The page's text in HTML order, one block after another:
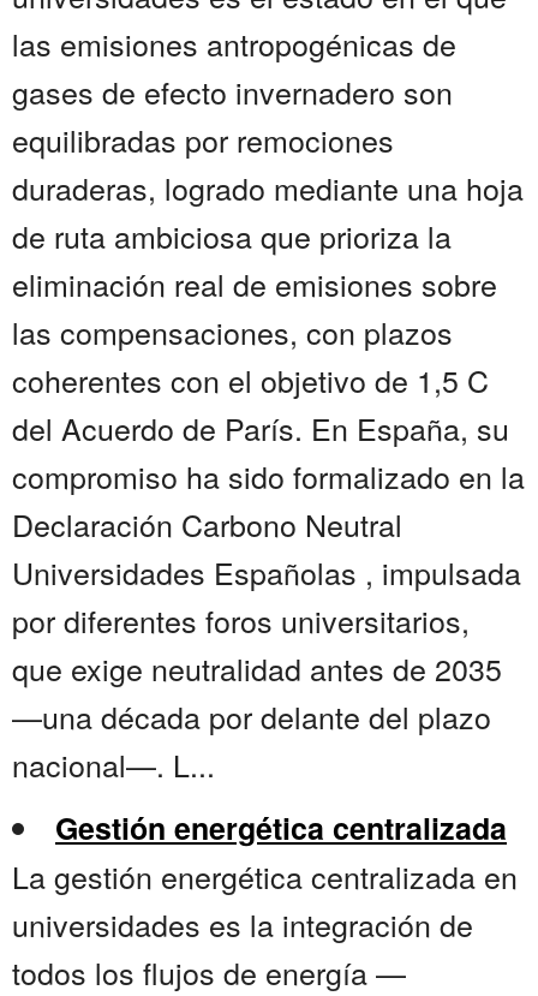
las emisiones antropogénicas de
gases de efecto invernadero son
equilibradas por remociones
duraderas, logrado mediante una hoja
de ruta ambiciosa que prioriza la
eliminación real de emisiones sobre
las compensaciones, con plazos
coherentes con el objetivo de 1,5 C
del Acuerdo de París. En España, su
compromiso ha sido formalizado en la
Declaración Carbono Neutral
Universidades Españolas , impulsada
por diferentes foros universitarios,
que exige neutralidad antes de 2035
—una década por delante del plazo
nacional—. L...
Gestión energética centralizada
La gestión energética centralizada en
universidades es la integración de
todos los flujos de energía —